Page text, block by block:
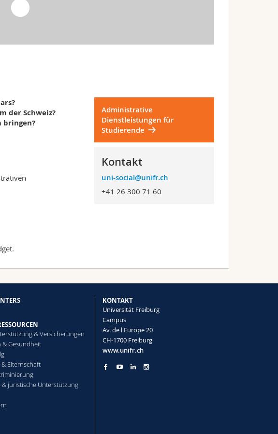
der Schweiz?
bringen?
Administrative
Dienstleistungen für
Studierende
Kontakt
uni-social@unifr.ch
+41 26 300 71 60
& Versicherungen
Gesundheit
Elternschaft
juristische Unterstützung
KONTAKT
Universität Freiburg
Campus
Av. de l'Europe 20
CH-1700 Freiburg
www.unifr.ch